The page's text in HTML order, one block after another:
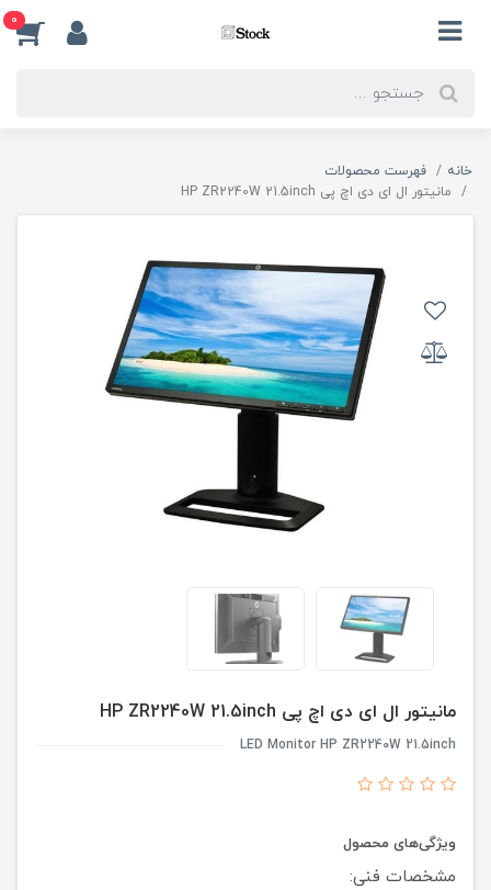
0
خانه
فهرست محصولات
مانیتور ال ای دی اچ پی HP ZR2240W 21.5inch
مانیتور ال ای دی اچ پی HP ZR2240W 21.5inch
LED Monitor HP ZR2240W 21.5inch
ویژگی‌های محصول
مشخصات فنی: